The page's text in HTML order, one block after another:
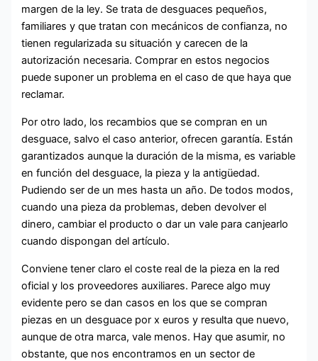
margen de la ley. Se trata de desguaces pequeños,
familiares y que tratan con mecánicos de confianza, no
tienen regularizada su situación y carecen de la
autorización necesaria. Comprar en estos negocios
puede suponer un problema en el caso de que haya que
reclamar.
Por otro lado, los recambios que se compran en un
desguace, salvo el caso anterior, ofrecen garantía. Están
garantizados aunque la duración de la misma, es variable
en función del desguace, la pieza y la antigüedad.
Pudiendo ser de un mes hasta un año. De todos modos,
cuando una pieza da problemas, deben devolver el
dinero, cambiar el producto o dar un vale para canjearlo
cuando dispongan del artículo.
Conviene tener claro el coste real de la pieza en la red
oficial y los proveedores auxiliares. Parece algo muy
evidente pero se dan casos en los que se compran
piezas en un desguace por x euros y resulta que nuevo,
aunque de otra marca, vale menos. Hay que asumir, no
obstante, que nos encontramos en un sector de